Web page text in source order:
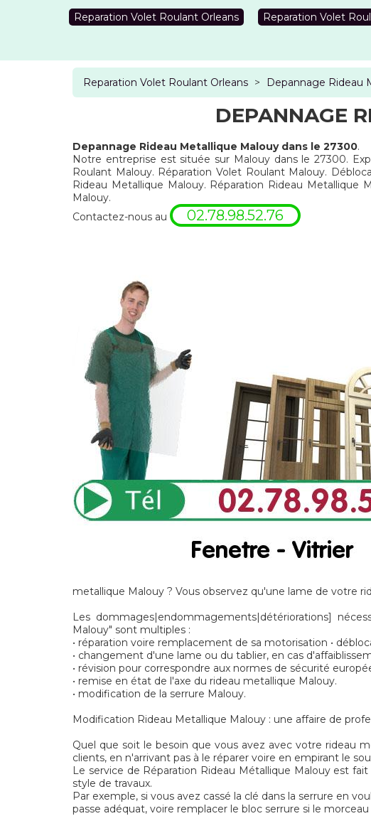
Reparation Volet Roulant Orleans Reparation Volet
Reparation Volet Roulant Orleans > Depannage Rideau
DEPANNAGE
Depannage Rideau Metallique Malouy dans le 27300.
Notre entreprise est située sur Malouy dans le 27300.
Roulant Malouy. Réparation Volet Roulant Malouy.
Rideau Metallique Malouy. Réparation Rideau
Malouy.
Contactez-nous au
02.78.98.52.76
metallique Malouy ? Vous observez qu'une lame de votre
Les dommages|endommagements|détériorations]
Malouy" sont multiples :
• réparation voire remplacement de sa motorisation •
• changement d'une lame ou du tablier, en cas
• révision pour correspondre aux normes de sécurité
• remise en état de l'axe du rideau metallique Malouy.
• modification de la serrure Malouy.
Modification Rideau Metallique Malouy : une affaire de
Quel que soit le besoin que vous avez avec votre rideau
clients, en n'arrivant pas à le réparer voire en empirant le
Le service de Réparation Rideau Métallique Malouy est
style de travaux.
Par exemple, si vous avez cassé la clé dans la serrure en
passe adéquat, voire remplacer le bloc serrure si le